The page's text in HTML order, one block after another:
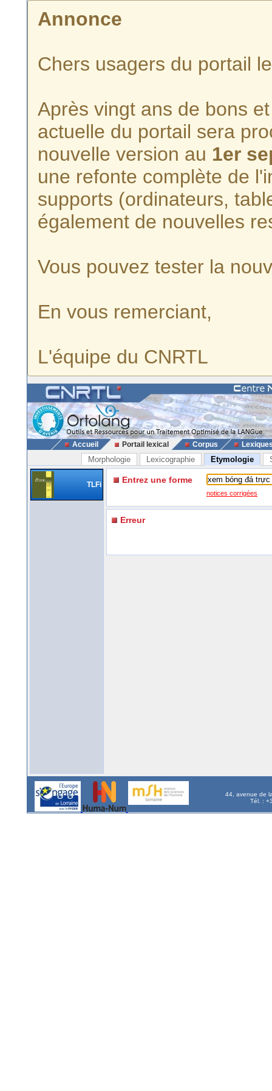
Annonce
Chers usagers du portail
Après vingt ans de bons
actuelle du portail sera
nouvelle version au 1er
une refonte complète de
supports (ordinateurs,
également de nouvelles
Vous pouvez tester la
En vous remerciant,
L'équipe du CNRTL
Accueil Portail lexical Corpus
Morphologie Lexicographie Etymologie
TLFi Entrez une forme
notices corrigées
Erreur
44, avenue de
Tél. :